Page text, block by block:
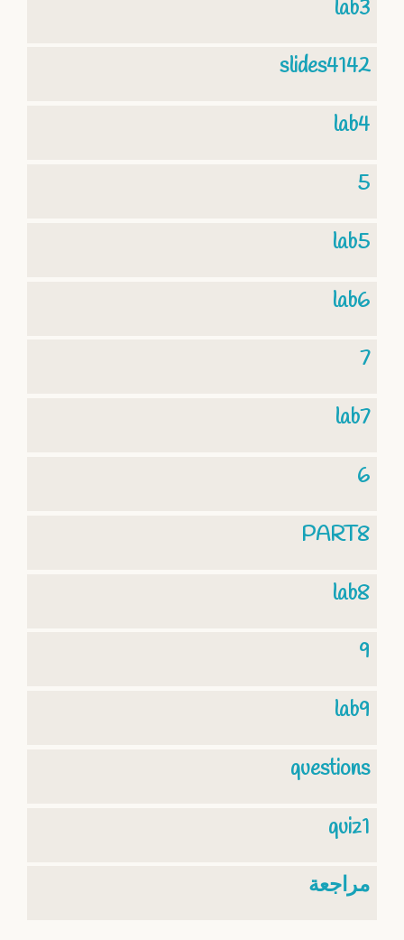
lab3
slides4142
lab4
5
lab5
lab6
7
lab7
6
PART8
lab8
9
lab9
questions
quiz1
مراجعة